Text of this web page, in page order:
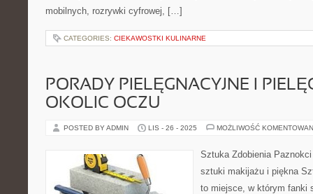
mobilnych, rozrywki cyfrowej, […]
CATEGORIES: CIEKAWOSTKI KULINARNE
PORADY PIELĘGNACYJNE I
OKOLIC OCZU
POSTED BY ADMIN LIS - 26 - 2025 MOŻLIWOŚĆ
Sztuka Zdobienia
sztuki makijażu i piękna
to miejsce, w którym fanki